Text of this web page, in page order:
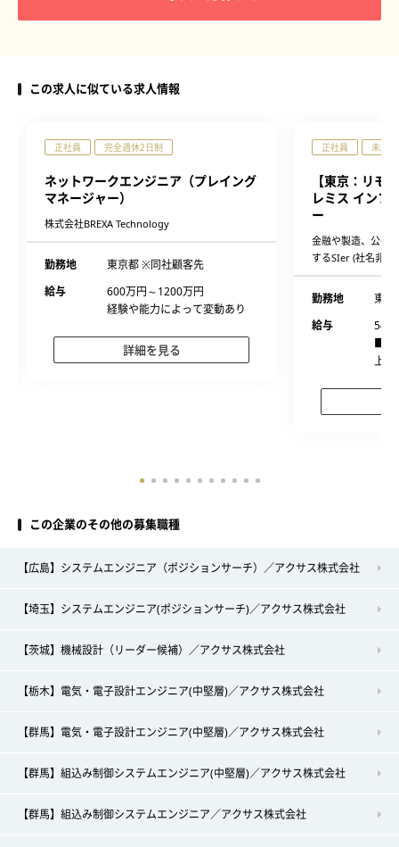
この求人に似ている求人情報
正社員 完全週休2日制
ネットワークエンジニア（プレイング
マネージャー）
株式会社BREXA Technology
勤務地
東京都 ※同社顧客先
給与
600万円～1200万円
経験や能力によって変動あり
詳細を見る
正社員 未経
【東京：リモ
レミス インフ
ー
金融や製造、公共
するSIer (社名非公
勤務地
東京
給与
545
■経
上、
この企業のその他の募集職種
【広島】システムエンジニア（ポジションサーチ）／アクサス株式会社
【埼玉】システムエンジニア(ポジションサーチ)／アクサス株式会社
【茨城】機械設計（リーダー候補）／アクサス株式会社
【栃木】電気・電子設計エンジニア(中堅層)／アクサス株式会社
【群馬】電気・電子設計エンジニア(中堅層)／アクサス株式会社
【群馬】組込み制御システムエンジニア(中堅層)／アクサス株式会社
【群馬】組込み制御システムエンジニア／アクサス株式会社